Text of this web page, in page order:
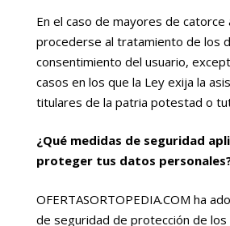
En el caso de mayores de catorce
procederse al tratamiento de los
consentimiento del usuario,
casos en los que la Ley exija la
titulares de la patria potestad o
¿Qué medidas de seguridad
proteger tus datos
OFERTASORTOPEDIA.COM ha
de seguridad de protección de los